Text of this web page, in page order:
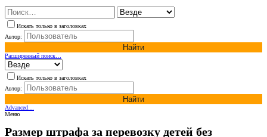
Искать только в заголовках
Автор:
Найти
Расширенный поиск…
Искать только в заголовках
Автор:
Найти
Advanced…
Меню
Размер штрафа за перевозку детей без